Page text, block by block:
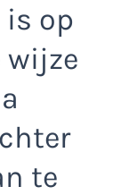
op
wijze
te